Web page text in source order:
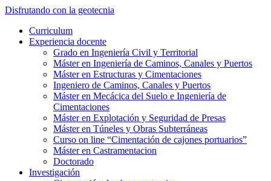
Saltar
contenido
principal
Disfrutando con la geotecnia
AlternarCurriculum
Experiencia docente
Grado en Ingeniería Civil y Territorial
Máster en Ingeniería de Caminos, Canales y Puertos
Máster en Estructuras y Cimentaciones
Ingeniero de Caminos, Canales y Puertos
Máster en Mecácica del Suelo e Ingeniería de
Cimentaciones
Máster en Explotación y Seguridad de Presas
Máster en Túneles y Obras Subterráneas
Curso on line “Cimentación de cajones portuarios”
Máster en Castramentacion
Doctorado
Investigación